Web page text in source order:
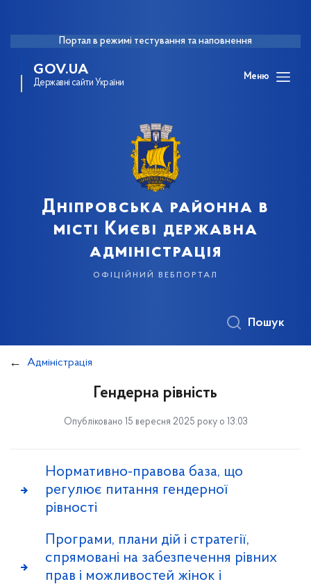
Портал в режимі тестування та наповнення
GOV.UA
Державні сайти України
Меню
Дніпровська районна в
місті Києві державна
адміністрація
офіційний вебпортал
Пошук
Адміністрація
Гендерна рівність
Опубліковано 15 вересня 2025 року о 13:03
Нормативно-правова база, що
регулює питання гендерної
рівності
Програми, плани дій і стратегії,
спрямовані на забезпечення рівних
прав і можливостей жінок і